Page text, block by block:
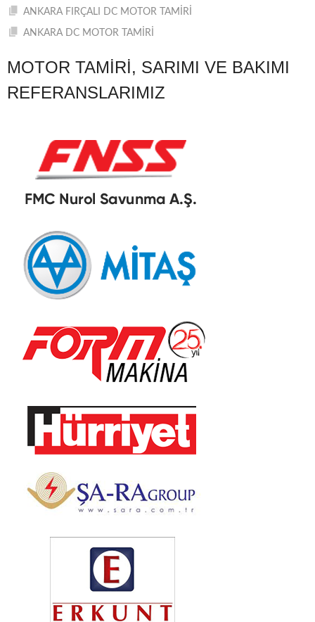
ANKARA FIRÇALI DC MOTOR TAMİRİ
ANKARA DC MOTOR TAMİRİ
MOTOR TAMIRI, SARIMI VE BAKIMI
REFERANSLARIMIZ